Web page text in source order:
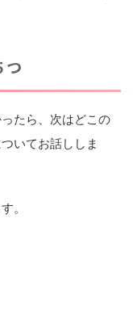
つ
たら、次はどこの
いてお話ししま
。